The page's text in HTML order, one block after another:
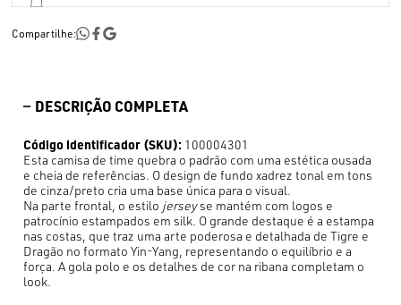
Compartilhe:
DESCRIÇÃO COMPLETA
Código identificador (SKU): 100004301
Esta camisa de time quebra o padrão com uma estética ousada
e cheia de referências. O design de fundo xadrez tonal em tons
de cinza/preto cria uma base única para o visual.
Na parte frontal, o estilo jerseyse mantém com logos e
patrocínio estampados em silk. O grande destaque é a estampa
nas costas, que traz uma arte poderosa e detalhada de Tigre e
Dragão no formato Yin-Yang, representando o equilíbrio e a
força. A gola polo e os detalhes de cor na ribana completam o
look.